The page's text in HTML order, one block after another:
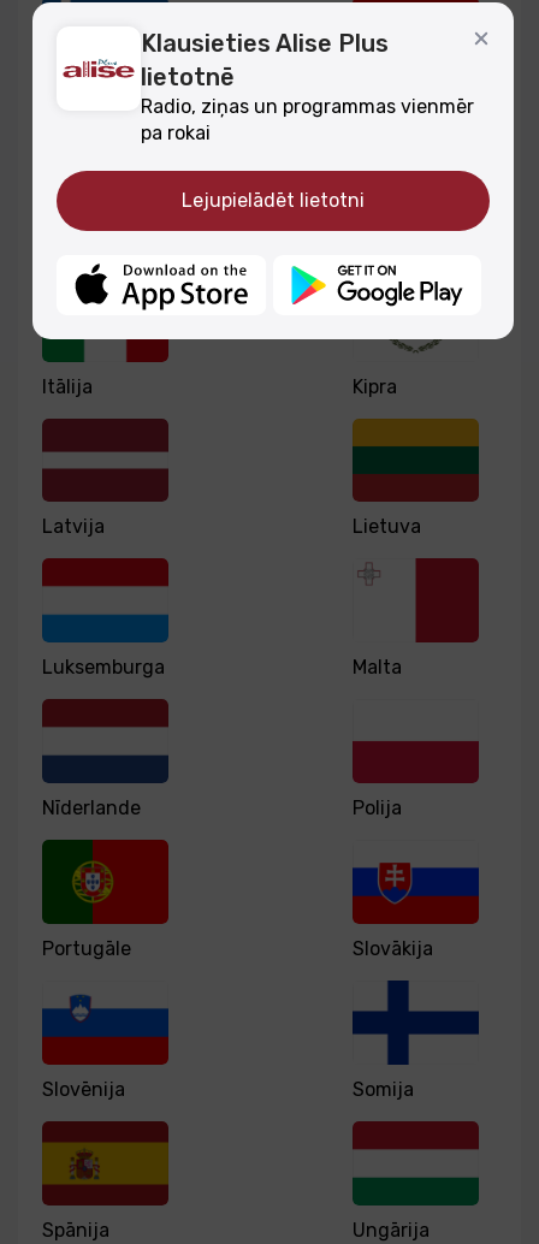
Horvātija
Itālija Kipra
Latvija Lietuva
Luksemburga Malta
Nīderlande Polija
Portugāle Slovākija
Slovēnija Somija
Spānija Ungārija
Klausieties Alise Plus
lietotnē
Radio, ziņas un programmas vienmēr
pa rokai
Lejupielādēt lietotni